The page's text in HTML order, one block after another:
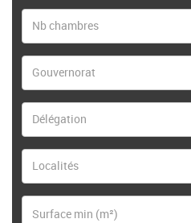
Nb chambres
Gouvernorat
Délégation
Localités